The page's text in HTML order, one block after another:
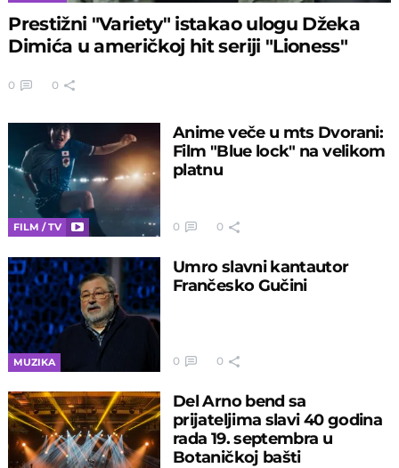
Prestižni "Variety" istakao ulogu Džeka
Dimića u američkoj hit seriji "Lioness"
0 0
FILM / TV
Anime veče u mts Dvorani:
Film "Blue lock" na velikom
platnu
0 0
MUZIKA
Umro slavni kantautor
Frančesko Gučini
0 0
Del Arno bend sa
prijateljima slavi 40 godina
rada 19. septembra u
Botaničkoj bašti